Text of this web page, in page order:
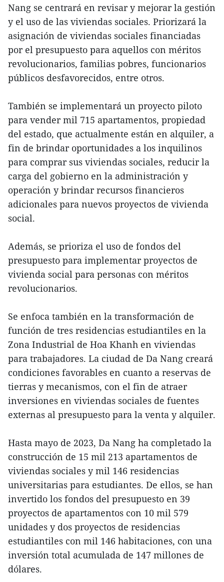
Nang se centrará en revisar y mejorar la gestión
y el uso de las viviendas sociales. Priorizará la
asignación de viviendas sociales financiadas
por el presupuesto para aquellos con méritos
revolucionarios, familias pobres, funcionarios
públicos desfavorecidos, entre otros.
También se implementará un proyecto piloto
para vender mil 715 apartamentos, propiedad
del estado, que actualmente están en alquiler, a
fin de brindar oportunidades a los inquilinos
para comprar sus viviendas sociales, reducir la
carga del gobierno en la administración y
operación y brindar recursos financieros
adicionales para nuevos proyectos de vivienda
social.
Además, se prioriza el uso de fondos del
presupuesto para implementar proyectos de
vivienda social para personas con méritos
revolucionarios.
Se enfoca también en la transformación de
función de tres residencias estudiantiles en la
Zona Industrial de Hoa Khanh en viviendas
para trabajadores. La ciudad de Da Nang creará
condiciones favorables en cuanto a reservas de
tierras y mecanismos, con el fin de atraer
inversiones en viviendas sociales de fuentes
externas al presupuesto para la venta y alquiler.
Hasta mayo de 2023, Da Nang ha completado la
construcción de 15 mil 213 apartamentos de
viviendas sociales y mil 146 residencias
universitarias para estudiantes. De ellos, se han
invertido los fondos del presupuesto en 39
proyectos de apartamentos con 10 mil 579
unidades y dos proyectos de residencias
estudiantiles con mil 146 habitaciones, con una
inversión total acumulada de 147 millones de
dólares.